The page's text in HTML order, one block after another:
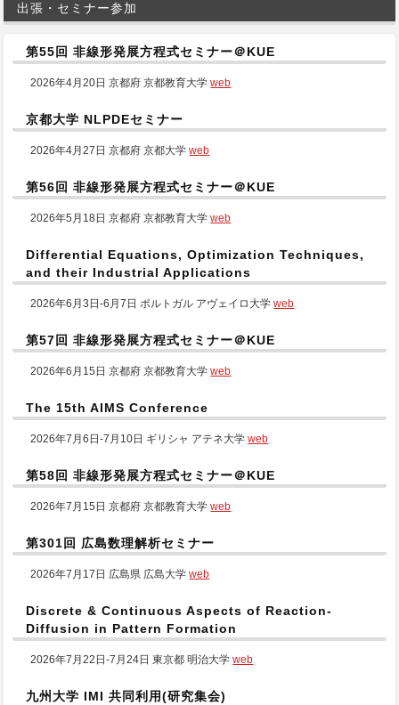
出張・セミナー参加
第55回 非線形発展方程式セミナー＠KUE
2026年4月20日 京都府 京都教育大学web
京都大学 NLPDEセミナー
2026年4月27日 京都府 京都大学web
第56回 非線形発展方程式セミナー＠KUE
2026年5月18日 京都府 京都教育大学web
Differential Equations, Optimization Techniques,
and their Industrial Applications
2026年6月3日-6月7日 ポルトガル アヴェイロ大学web
第57回 非線形発展方程式セミナー＠KUE
2026年6月15日 京都府 京都教育大学web
The 15th AIMS Conference
2026年7月6日-7月10日 ギリシャ アテネ大学web
第58回 非線形発展方程式セミナー＠KUE
2026年7月15日 京都府 京都教育大学web
第301回 広島数理解析セミナー
2026年7月17日 広島県 広島大学web
Discrete & Continuous Aspects of Reaction-
Diffusion in Pattern Formation
2026年7月22日-7月24日 東京都 明治大学web
九州大学 IMI 共同利用(研究集会)